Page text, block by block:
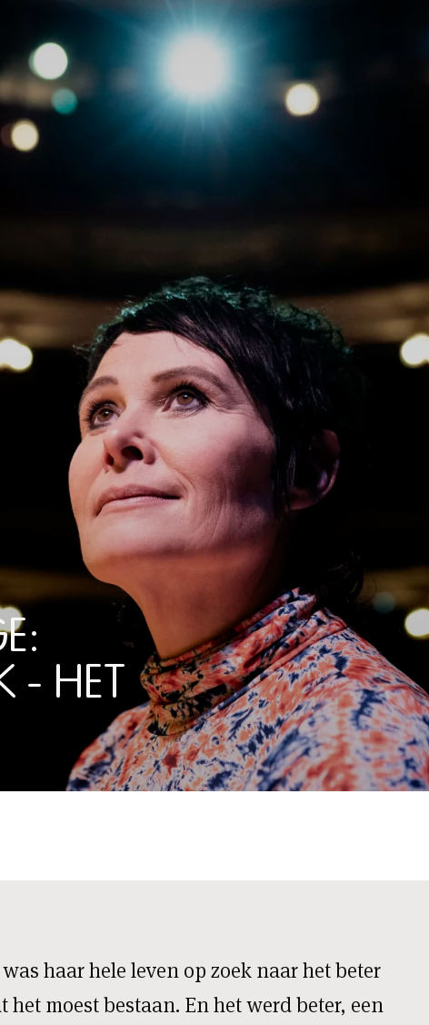
- HET
OP DE BEECK - HET
haar hele leven op zoek naar het beter
moest bestaan. En het werd beter, een